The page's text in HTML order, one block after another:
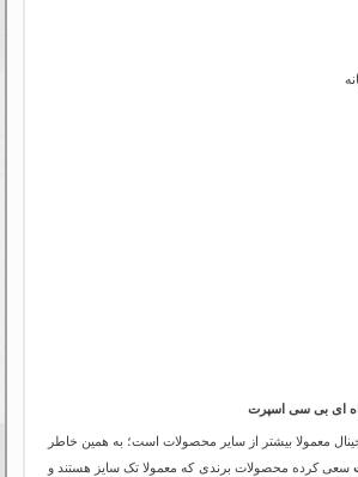
ای بی سی اسپرت
معمولا بیشتر از سایر محصولات است؛ به همین خاطر
سعی کرده محصولات برندی که معمولا تک سایز هستند و